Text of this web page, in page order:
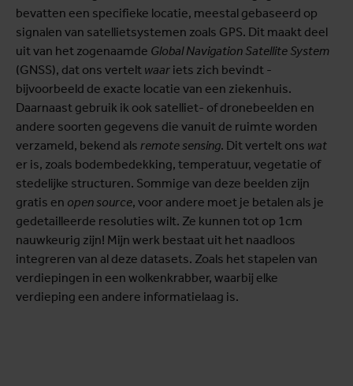
bevatten een specifieke locatie, meestal gebaseerd op
signalen van satellietsystemen zoals GPS. Dit maakt deel
uit van het zogenaamde Global Navigation Satellite System
(GNSS), dat ons vertelt waar iets zich bevindt -
bijvoorbeeld de exacte locatie van een ziekenhuis.
Daarnaast gebruik ik ook satelliet- of dronebeelden en
andere soorten gegevens die vanuit de ruimte worden
verzameld, bekend als remote sensing. Dit vertelt ons wat
er is, zoals bodembedekking, temperatuur, vegetatie of
stedelijke structuren. Sommige van deze beelden zijn
gratis en open source, voor andere moet je betalen als je
gedetailleerde resoluties wilt. Ze kunnen tot op 1cm
nauwkeurig zijn! Mijn werk bestaat uit het naadloos
integreren van al deze datasets. Zoals het stapelen van
verdiepingen in een wolkenkrabber, waarbij elke
verdieping een andere informatielaag is.